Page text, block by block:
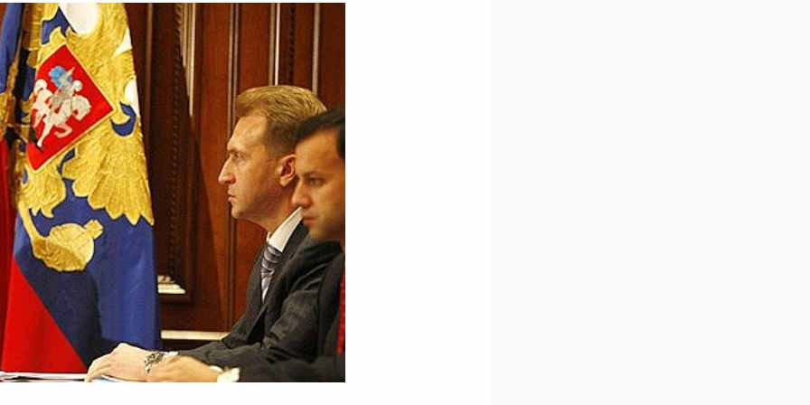
следующие материалы
Нгуен Минь Чиетом 1
Лукашенко
Барвиха
2